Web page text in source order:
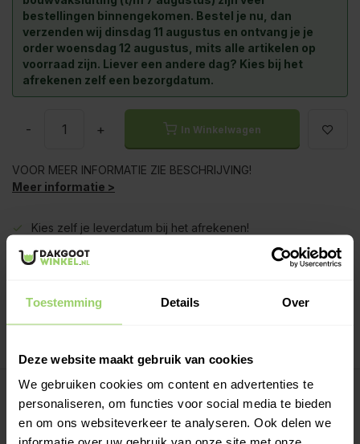
Toestemming Details Over
Deze website maakt gebruik van cookies
We gebruiken cookies om content en advertenties te
personaliseren, om functies voor social media te bieden
en om ons websiteverkeer te analyseren. Ook delen we
bestellingen binnengekomen. Bestel je nu, dan
verzenden wij dinsdag 11 augustus en ontvang je je
order woensdag 12 augustus, mits alle artikelen op
voorraad zijn. Liever een andere dag? Kies bij het
afrekenen zelf een bezorgdatum.
- + In Winkelwagen
VOOR MEER INFORMATIE ZIE BESCHRIJVING!
Meer informatie >
Kies zelf je leverdatum bij het afrekenen!
Ook op zaterdag bezorgd!
Gratis verzenden vanaf €200,- excl. btw
Betaal achteraf, geen aanbetaling!
Beschrijving
Regenpijp lengtes: